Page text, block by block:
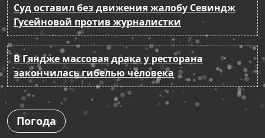
Суд оставил без движения жалобу Севиндж
Гусейновой против журналистки
В Гяндже массовая драка у ресторана
закончилась гибелью человека
Погода